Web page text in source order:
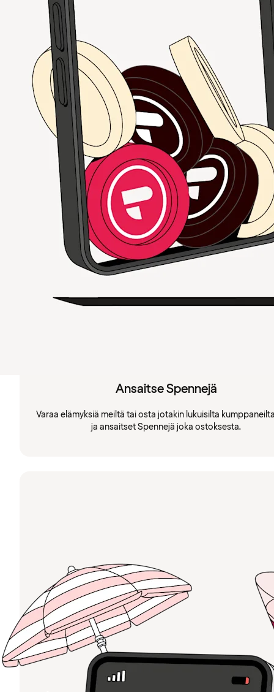
Ansaitse Spennejä
Varaa elämyksiä meiltä tai osta jotakin lukuisilta
ja ansaitset Spennejä joka ostoksesta.